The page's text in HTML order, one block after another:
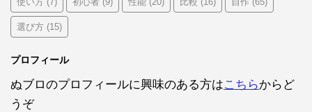
選び方 (15)
プロフィール
ぬブロのプロフィールに興味のある方はこちらからど
うぞ